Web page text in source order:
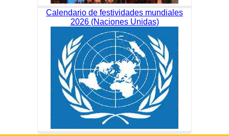
Calendario de festividades mundiales
2026 (Naciones Unidas)